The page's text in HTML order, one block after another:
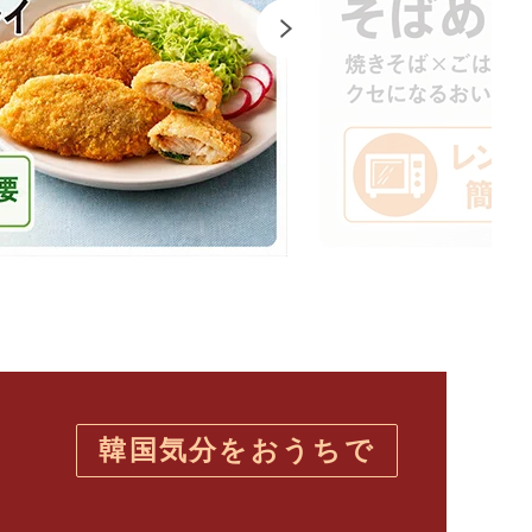
韓国気分をおうちで